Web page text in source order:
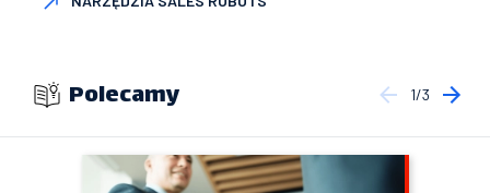
Polecamy 1/3